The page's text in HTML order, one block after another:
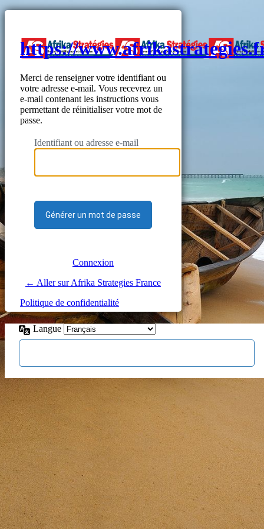
https://
Merci de renseigner votre identifiant ou
votre adresse e-mail. Vous recevrez un
e-mail contenant les instructions vous
permettant de réinitialiser votre mot de
passe.
Identifiant ou adresse e-mail
Connexion
← Aller sur Afrika Strategies France
Politique de confidentialité
Langue